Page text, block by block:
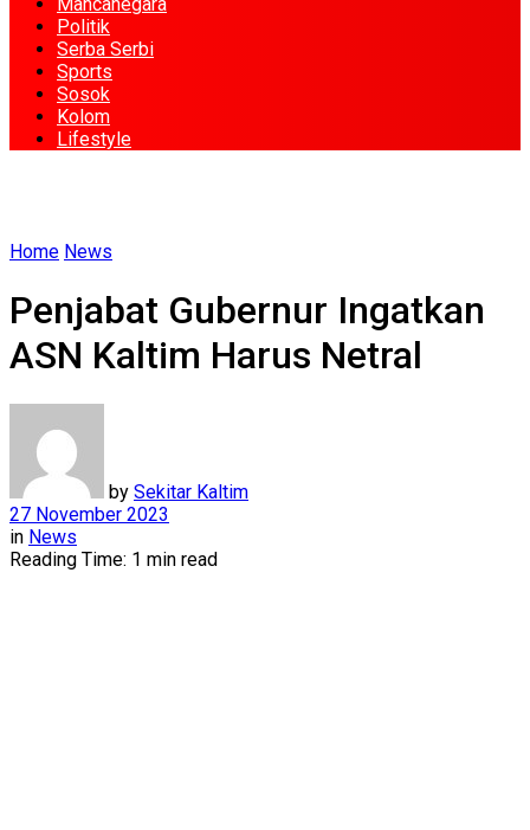
Politik
Serba Serbi
Sports
Sosok
Kolom
Lifestyle
Home News
Penjabat Gubernur Ingatkan
ASN Kaltim Harus Netral
by Sekitar Kaltim
27 November 2023
in News
Reading Time: 1 min read